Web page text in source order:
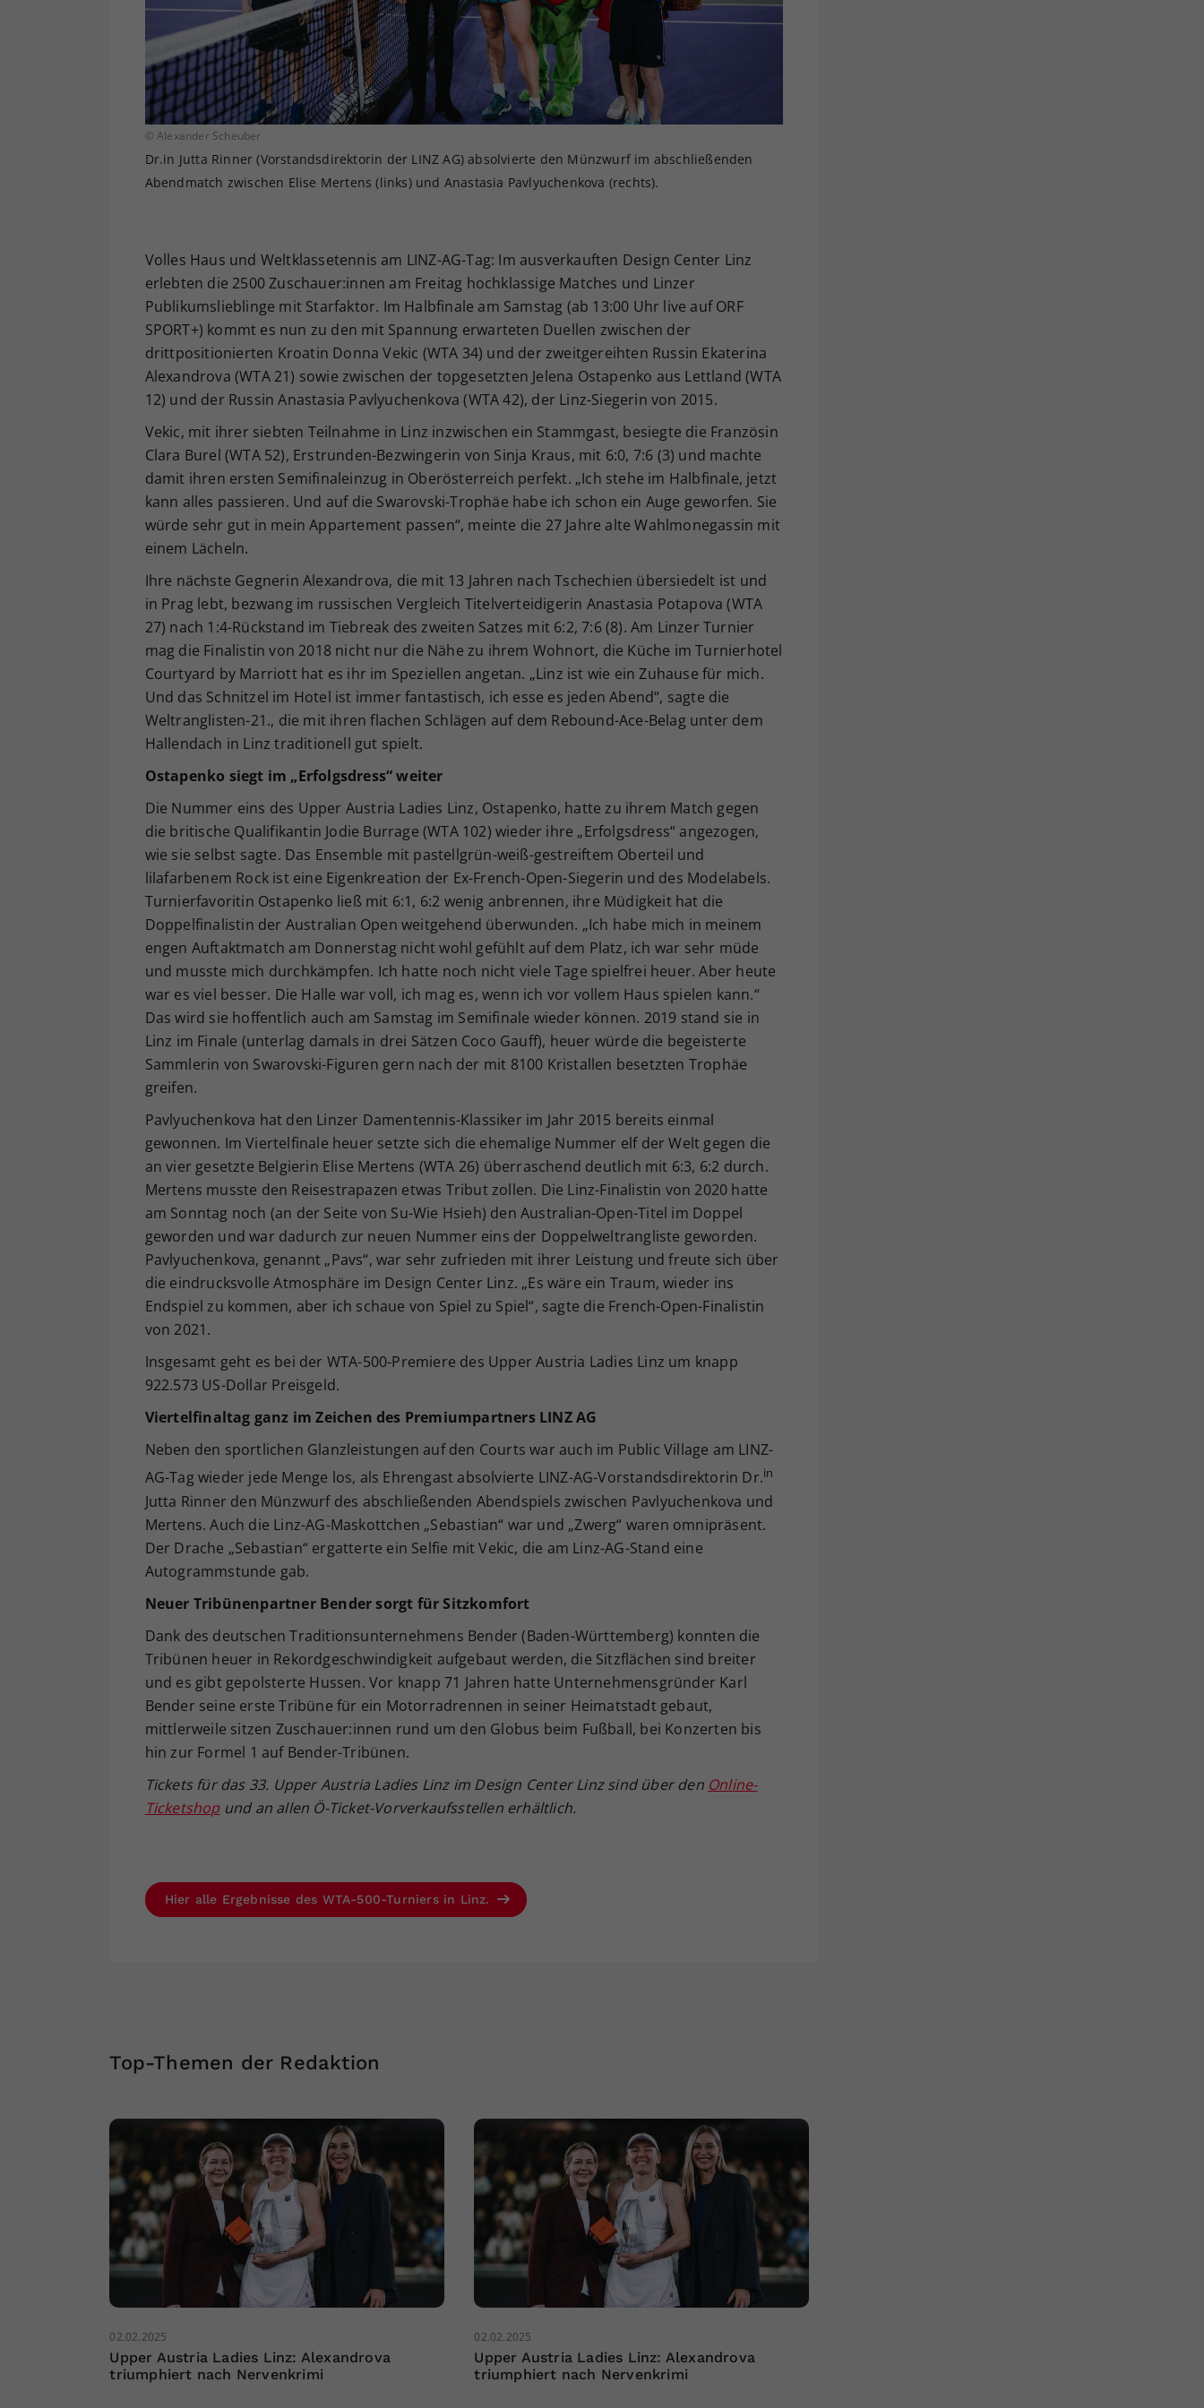
© Alexander Scheuber
Dr.in Jutta Rinner (Vorstandsdirektorin der LINZ AG) absolvierte den Münzwurf im abschließenden
Abendmatch zwischen Elise Mertens (links) und Anastasia Pavlyuchenkova (rechts).
Volles Haus und Weltklassetennis am LINZ-AG-Tag: Im ausverkauften Design Center Linz
erlebten die 2500 Zuschauer:innen am Freitag hochklassige Matches und Linzer
Publikumslieblinge mit Starfaktor. Im Halbfinale am Samstag (ab 13:00 Uhr live auf ORF
SPORT+) kommt es nun zu den mit Spannung erwarteten Duellen zwischen der
drittpositionierten Kroatin Donna Vekic (WTA 34) und der zweitgereihten Russin Ekaterina
Alexandrova (WTA 21) sowie zwischen der topgesetzten Jelena Ostapenko aus Lettland (WTA
12) und der Russin Anastasia Pavlyuchenkova (WTA 42), der Linz-Siegerin von 2015.
Vekic, mit ihrer siebten Teilnahme in Linz inzwischen ein Stammgast, besiegte die Französin
Clara Burel (WTA 52), Erstrunden-Bezwingerin von Sinja Kraus, mit 6:0, 7:6 (3) und machte
damit ihren ersten Semifinaleinzug in Oberösterreich perfekt. „Ich stehe im Halbfinale, jetzt
kann alles passieren. Und auf die Swarovski-Trophäe habe ich schon ein Auge geworfen. Sie
würde sehr gut in mein Appartement passen“, meinte die 27 Jahre alte Wahlmonegassin mit
einem Lächeln.
Ihre nächste Gegnerin Alexandrova, die mit 13 Jahren nach Tschechien übersiedelt ist und
in Prag lebt, bezwang im russischen Vergleich Titelverteidigerin Anastasia Potapova (WTA
27) nach 1:4-Rückstand im Tiebreak des zweiten Satzes mit 6:2, 7:6 (8). Am Linzer Turnier
mag die Finalistin von 2018 nicht nur die Nähe zu ihrem Wohnort, die Küche im Turnierhotel
Courtyard by Marriott hat es ihr im Speziellen angetan. „Linz ist wie ein Zuhause für mich.
Und das Schnitzel im Hotel ist immer fantastisch, ich esse es jeden Abend“, sagte die
Weltranglisten-21., die mit ihren flachen Schlägen auf dem Rebound-Ace-Belag unter dem
Hallendach in Linz traditionell gut spielt.
Ostapenko siegt im „Erfolgsdress“ weiter
Die Nummer eins des Upper Austria Ladies Linz, Ostapenko, hatte zu ihrem Match gegen
die britische Qualifikantin Jodie Burrage (WTA 102) wieder ihre „Erfolgsdress“ angezogen,
wie sie selbst sagte. Das Ensemble mit pastellgrün-weiß-gestreiftem Oberteil und
lilafarbenem Rock ist eine Eigenkreation der Ex-French-Open-Siegerin und des Modelabels.
Turnierfavoritin Ostapenko ließ mit 6:1, 6:2 wenig anbrennen, ihre Müdigkeit hat die
Doppelfinalistin der Australian Open weitgehend überwunden. „Ich habe mich in meinem
engen Auftaktmatch am Donnerstag nicht wohl gefühlt auf dem Platz, ich war sehr müde
und musste mich durchkämpfen. Ich hatte noch nicht viele Tage spielfrei heuer. Aber heute
war es viel besser. Die Halle war voll, ich mag es, wenn ich vor vollem Haus spielen kann.“
Das wird sie hoffentlich auch am Samstag im Semifinale wieder können. 2019 stand sie in
Linz im Finale (unterlag damals in drei Sätzen Coco Gauff), heuer würde die begeisterte
Sammlerin von Swarovski-Figuren gern nach der mit 8100 Kristallen besetzten Trophäe
greifen.
Pavlyuchenkova hat den Linzer Damentennis-Klassiker im Jahr 2015 bereits einmal
gewonnen. Im Viertelfinale heuer setzte sich die ehemalige Nummer elf der Welt gegen die
an vier gesetzte Belgierin Elise Mertens (WTA 26) überraschend deutlich mit 6:3, 6:2 durch.
Mertens musste den Reisestrapazen etwas Tribut zollen. Die Linz-Finalistin von 2020 hatte
am Sonntag noch (an der Seite von Su-Wie Hsieh) den Australian-Open-Titel im Doppel
geworden und war dadurch zur neuen Nummer eins der Doppelweltrangliste geworden.
Pavlyuchenkova, genannt „Pavs“, war sehr zufrieden mit ihrer Leistung und freute sich über
die eindrucksvolle Atmosphäre im Design Center Linz. „Es wäre ein Traum, wieder ins
Endspiel zu kommen, aber ich schaue von Spiel zu Spiel“, sagte die French-Open-Finalistin
von 2021.
Insgesamt geht es bei der WTA-500-Premiere des Upper Austria Ladies Linz um knapp
922.573 US-Dollar Preisgeld.
Viertelfinaltag ganz im Zeichen des Premiumpartners LINZ AG
Neben den sportlichen Glanzleistungen auf den Courts war auch im Public Village am LINZ-
AG-Tag wieder jede Menge los, als Ehrengast absolvierte LINZ-AG-Vorstandsdirektorin Dr.in
Jutta Rinner den Münzwurf des abschließenden Abendspiels zwischen Pavlyuchenkova und
Mertens. Auch die Linz-AG-Maskottchen „Sebastian“ war und „Zwerg“ waren omnipräsent.
Der Drache „Sebastian“ ergatterte ein Selfie mit Vekic, die am Linz-AG-Stand eine
Autogrammstunde gab.
Neuer Tribünenpartner Bender sorgt für Sitzkomfort
Dank des deutschen Traditionsunternehmens Bender (Baden-Württemberg) konnten die
Tribünen heuer in Rekordgeschwindigkeit aufgebaut werden, die Sitzflächen sind breiter
und es gibt gepolsterte Hussen. Vor knapp 71 Jahren hatte Unternehmensgründer Karl
Bender seine erste Tribüne für ein Motorradrennen in seiner Heimatstadt gebaut,
mittlerweile sitzen Zuschauer:innen rund um den Globus beim Fußball, bei Konzerten bis
hin zur Formel 1 auf Bender-Tribünen.
Tickets für das 33. Upper Austria Ladies Linz im Design Center Linz sind über den Online-
Ticketshop und an allen Ö-Ticket-Vorverkaufsstellen erhältlich.
Hier alle Ergebnisse des WTA-500-Turniers in Linz.
Top-Themen der Redaktion
02.02.2025
Upper Austria Ladies Linz: Alexandrova
triumphiert nach Nervenkrimi
02.02.2025
Upper Austria Ladies Linz: Alexandrova
triumphiert nach Nervenkrimi
Ihrer vorgenommen Einstellungen, falls der
Webseiten-Betreiber dies eingestellt hat.